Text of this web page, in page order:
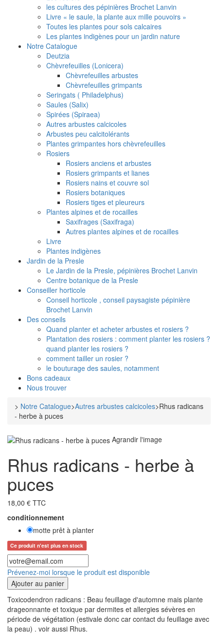
les cultures des pépinières Brochet Lanvin
Livre « le saule, la plante aux mille pouvoirs »
Toutes les plantes pour sols calcaires
Les plantes indigènes pour un jardin nature
Notre Catalogue
Deutzia
Chèvrefeuilles (Lonicera)
Chèvrefeuilles arbustes
Chèvrefeuilles grimpants
Seringats ( Philadelphus)
Saules (Salix)
Spirées (Spiraea)
Autres arbustes calcicoles
Arbustes peu calcitolérants
Plantes grimpantes hors chèvrefeuilles
Rosiers
Rosiers anciens et arbustes
Rosiers grimpants et lianes
Rosiers nains et couvre sol
Rosiers botaniques
Rosiers tiges et pleureurs
Plantes alpines et de rocailles
Saxifrages (Saxifraga)
Autres plantes alpines et de rocailles
Livre
Plantes indigènes
Jardin de la Presle
Le Jardin de la Presle, pépinières Brochet Lanvin
Centre botanique de la Presle
Conseiller horticole
Conseil horticole , conseil paysagiste pépinière
Brochet Lanvin
Des conseils
Quand planter et acheter arbustes et rosiers ?
Plantation des rosiers : comment planter les rosiers ?
quand planter les rosiers ?
comment tailler un rosier ?
le bouturage des saules, notamment
Bons cadeaux
Nous trouver
> Notre Catalogue>Autres arbustes calcicoles>Rhus radicans
- herbe à puces
Agrandir l'image
Rhus radicans - herbe à
puces
18,00 € TTC
conditionnement
motte prêt à planter
Ce produit n'est plus en stock
Prévenez-moi lorsque le produit est disponible
Ajouter au panier
Toxicodendron radicans : Beau feuillage d'automne mais plante
drageonnante et toxique par dermites et allergies sévères en
période de végétation (estivale donc car contact du feuillage avec
la peau) . voir aussi Rhus.